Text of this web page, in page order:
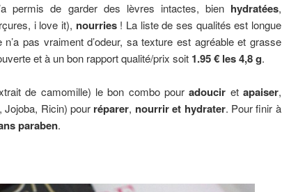
permis de garder des lèvres intactes, bien hydratées,
i love it), nourries! La liste de ses qualités est longue
pas vraiment d’odeur, sa texture est agréable et grasse
et à un bon rapport qualité/prix soit 1.95 € les 4,8 g.
de camomille) le bon combo pouradoucir et apaiser,
Jojoba, Ricin) pour réparer, nourrir et hydrater. Pour finir à
paraben.